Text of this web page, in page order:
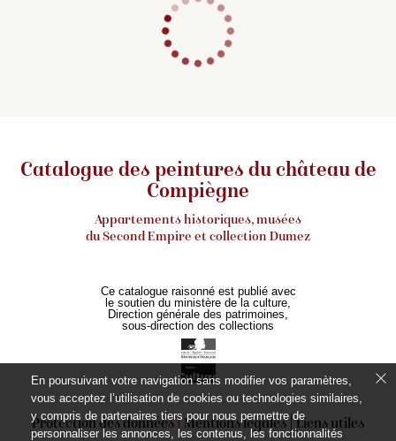
Catalogue des peintures du château de
Compiègne
Appartements historiques, musées
du Second Empire et collection Dumez
Ce catalogue raisonné est publié avec
le soutien du ministère de la culture,
Direction générale des patrimoines,
sous-direction des collections
Protection des données Mentions légales Liens utiles
En poursuivant votre navigation sans modifier vos paramètres,
vous acceptez l’utilisation de cookies ou technologies similaires,
y compris de partenaires tiers pour nous permettre de
personnaliser les annonces, les contenus, les fonctionnalités